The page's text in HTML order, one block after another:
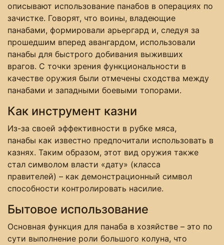
описывают использование панабов в операциях по
зачистке. Говорят, что воины, владеющие
панабами, формировали арьергард и, следуя за
прошедшим вперед авангардом, использовали
панабы для быстрого добивания выживших
врагов. С точки зрения функциональности в
качестве оружия были отмечены сходства между
панабами и западными боевыми топорами.
Как инструмент казни
Из-за своей эффективности в рубке мяса,
панабы как известно предпочитали использовать в
казнях. Таким образом, этот вид оружия также
стал символом власти «дату» (класса
правителей) – как демонстрационный символ
способности контролировать насилие.
Бытовое использование
Основная функция для панаба в хозяйстве – это по
сути выполнение роли большого колуна, что